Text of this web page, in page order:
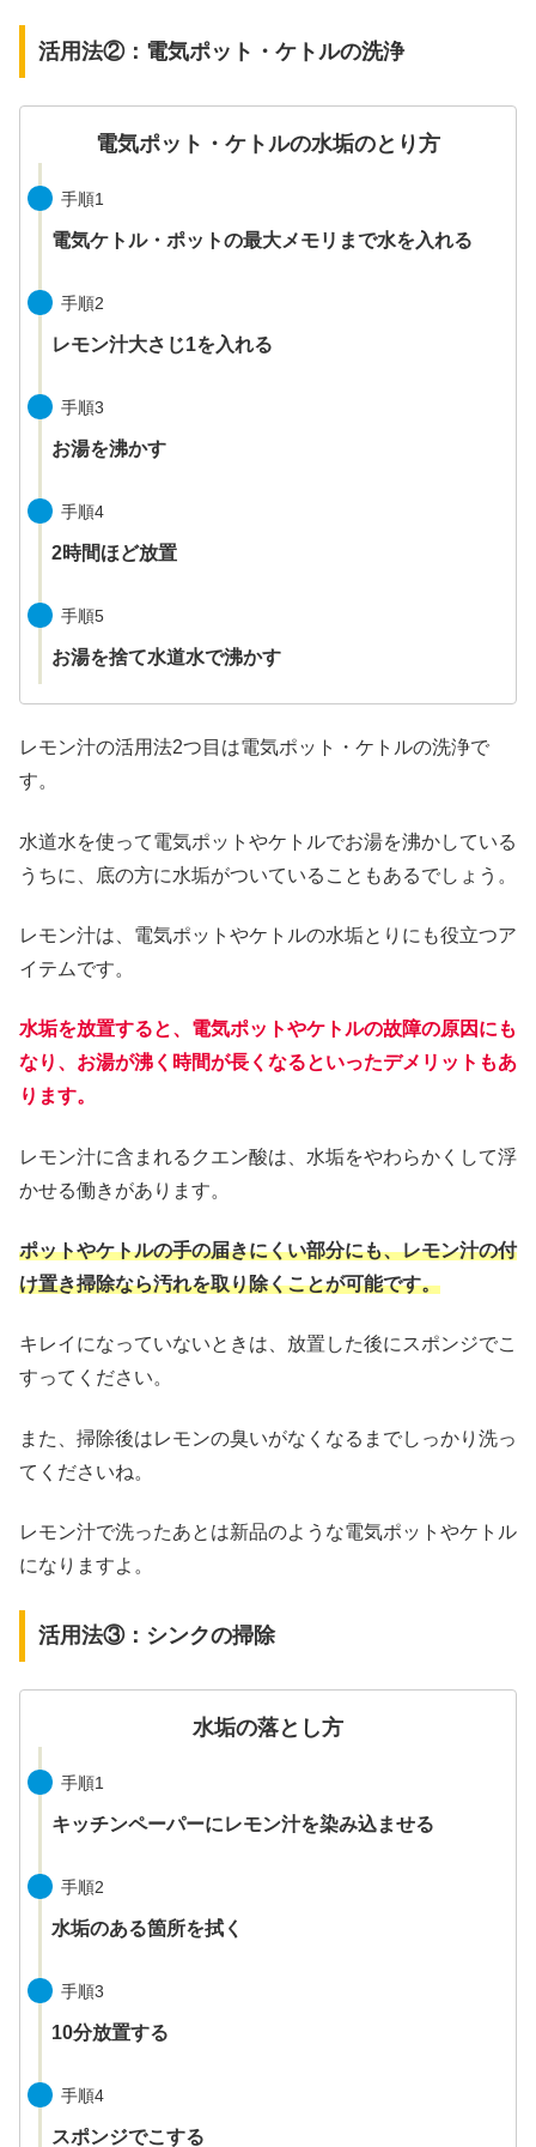
活用法②：電気ポット・ケトルの洗浄
電気ポット・ケトルの水垢のとり方
手順1
電気ケトル・ポットの最大メモリまで水を入れる
手順2
レモン汁大さじ1を入れる
手順3
お湯を沸かす
手順4
2時間ほど放置
手順5
お湯を捨て水道水で沸かす
レモン汁の活用法2つ目は電気ポット・ケトルの洗浄で
す。
水道水を使って電気ポットやケトルでお湯を沸かしている
うちに、底の方に水垢がついていることもあるでしょう。
レモン汁は、電気ポットやケトルの水垢とりにも役立つア
イテムです。
水垢を放置すると、電気ポットやケトルの故障の原因にも
なり、お湯が沸く時間が長くなるといったデメリットもあ
ります。
レモン汁に含まれるクエン酸は、水垢をやわらかくして浮
かせる働きがあります。
ポットやケトルの手の届きにくい部分にも、レモン汁の付
け置き掃除なら汚れを取り除くことが可能です。
キレイになっていないときは、放置した後にスポンジでこ
すってください。
また、掃除後はレモンの臭いがなくなるまでしっかり洗っ
てくださいね。
レモン汁で洗ったあとは新品のような電気ポットやケトル
になりますよ。
活用法③：シンクの掃除
水垢の落とし方
手順1
キッチンペーパーにレモン汁を染み込ませる
手順2
水垢のある箇所を拭く
手順3
10分放置する
手順4
スポンジでこする